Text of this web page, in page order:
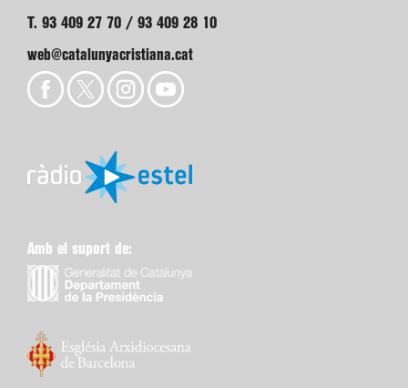
T. 93 409 27 70 / 93 409 28 10
web@catalunyacristiana.cat
Amb el suport de: